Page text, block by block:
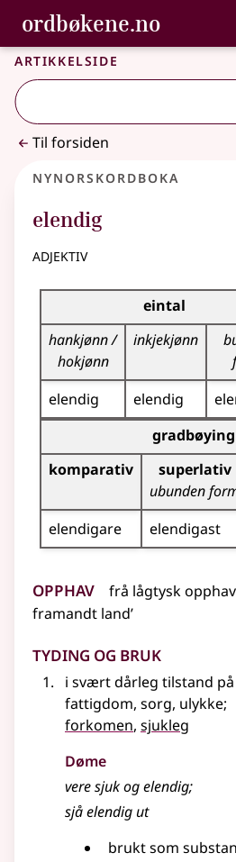
Gå til hovedinnhold
Tilgjengelighet
ordbøkene.no,
Bokmålsordboka og Nynorskordboka
Artikkelside
Til forsiden
Nynorskordboka
elendig
adjektiv
Bøyningstabell for dette
eintal
hankjønn /
hokjønn
inkjekjønn
elendig
elendig
Bøyningstabell for dette
gradbøying
komparativ
superlativ
ubunden
elendigare
elendigast
Opphav frå lågtysk
framandt land’
Tyding og bruk
i svært dårleg tilstand
fattigdom, sorg, ulykke;
forkomen, sjukleg
Døme
vere sjuk og elendig;
sjå elendig ut
brukt som